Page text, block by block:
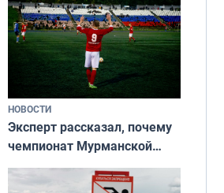
НОВОСТИ
Эксперт рассказал, почему
чемпионат Мурманской
области по футболу остался
незамеченным